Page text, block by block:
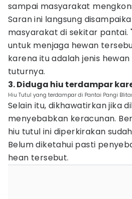
sampai masyarakat
Saran ini langsung
masyarakat di sekitar pantai.
untuk menjaga hewan
karena itu adalah jenis hewan
tuturnya.
3. Diduga hiu terdampar
Hiu Tutul yang terdampar di Pantai Pangi
Selain itu, dikhawatirkan jika
menyebabkan keracunan.
hiu tutul ini diperkirakan
Belum diketahui pasti
hean tersebut.